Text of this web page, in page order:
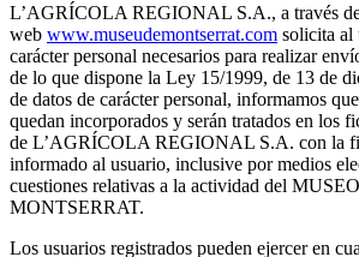
L’AGRÍCOLA REGIONAL S.A., a través
web www.museudemontserrat.com solicita al
carácter personal necesarios para realizar
de lo que dispone la Ley 15/1999, de 13 de
de datos de carácter personal, informamos
quedan incorporados y serán tratados en los
de L’AGRÍCOLA REGIONAL S.A. con la
informado al usuario, inclusive por medios
cuestiones relativas a la actividad del
MONTSERRAT.
Los usuarios registrados pueden ejercer en